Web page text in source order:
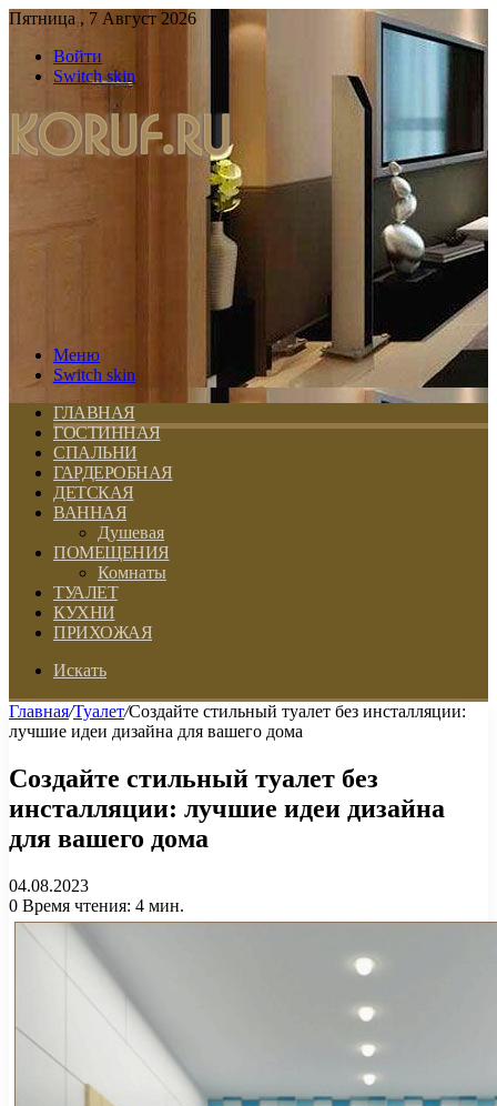
Пятница , 7 Август 2026
Войти
Switch skin
Меню
Switch skin
ГЛАВНАЯ
ГОСТИННАЯ
СПАЛЬНИ
ГАРДЕРОБНАЯ
ДЕТСКАЯ
ВАННАЯ
Душевая
ПОМЕЩЕНИЯ
Комнаты
ТУАЛЕТ
КУХНИ
ПРИХОЖАЯ
Искать
Главная/Туалет/Создайте стильный туалет без инсталляции:
лучшие идеи дизайна для вашего дома
Создайте стильный туалет без
инсталляции: лучшие идеи дизайна
для вашего дома
04.08.2023
0 Время чтения: 4 мин.